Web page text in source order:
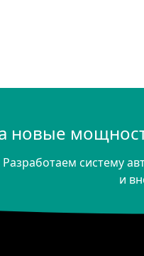
новые
Разработаем систему
и